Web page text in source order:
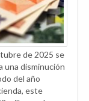
de 2025 se
una disminución
del año
este